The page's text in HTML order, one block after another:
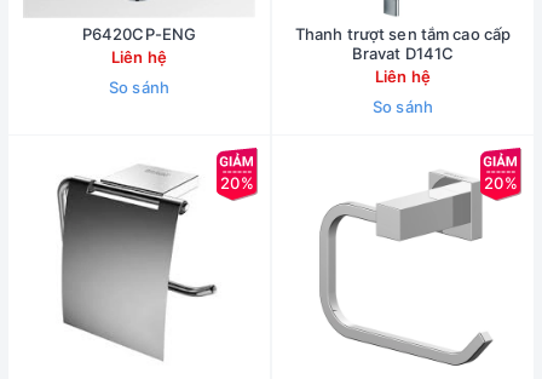
P6420CP-ENG
Liên hệ
So sánh
Thanh trượt sen tắm cao cấp
Bravat D141C
Liên hệ
So sánh
20% 20%